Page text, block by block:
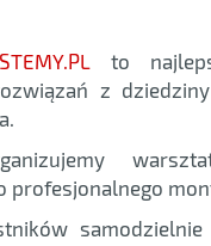
to
z
profesjonalnego